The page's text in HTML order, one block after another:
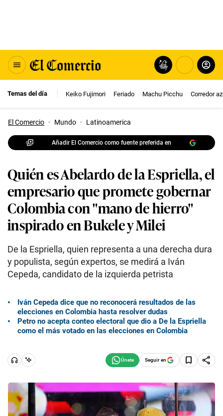
Temas del día Keiko Fujimori Feriado Machu Picchu Corredor
El Comercio · Mundo · Latinoamerica
Añadir El Comercio como fuente preferida en
Quién es Abelardo de la Espriella, el
empresario que promete gobernar
Colombia con "mano de hierro"
inspirado en Bukele y Milei
De la Espriella, quien representa a una derecha dura
y populista, según expertos, se medirá a Iván
Cepeda, candidato de la izquierda petrista
Iván Cepeda dice que no reconocerá resultados de las
elecciones en Colombia hasta resolver dudas
Petro no acepta conteo electoral que dio a De la Espriella
como el más votado en las elecciones en Colombia
Seguir en